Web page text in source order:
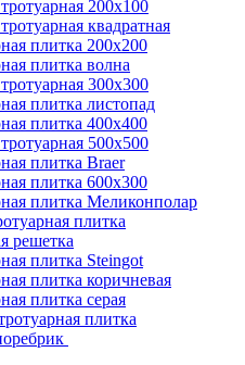
200х100
квадратная
плитка 200х200
плитка волна
300х300
плитка листопад
плитка 400х400
500x500
плитка Braer
плитка 600х300
плитка Меликонполар
плитка
решетка
плитка Steingot
плитка коричневая
плитка серая
плитка